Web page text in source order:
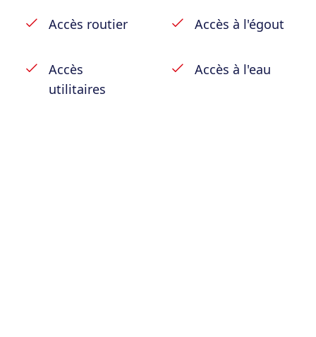
Accès routier Accès à l'égout
Accès
utilitaires
Accès à l'eau